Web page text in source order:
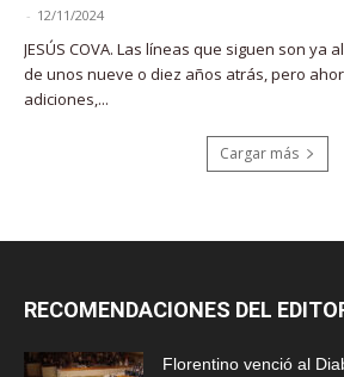
- 12/11/2024
JESÚS COVA. Las líneas que siguen son ya
de unos nueve o diez años atrás, pero
adiciones,...
Cargar más
RECOMENDACIONES DEL
Florentino venció al